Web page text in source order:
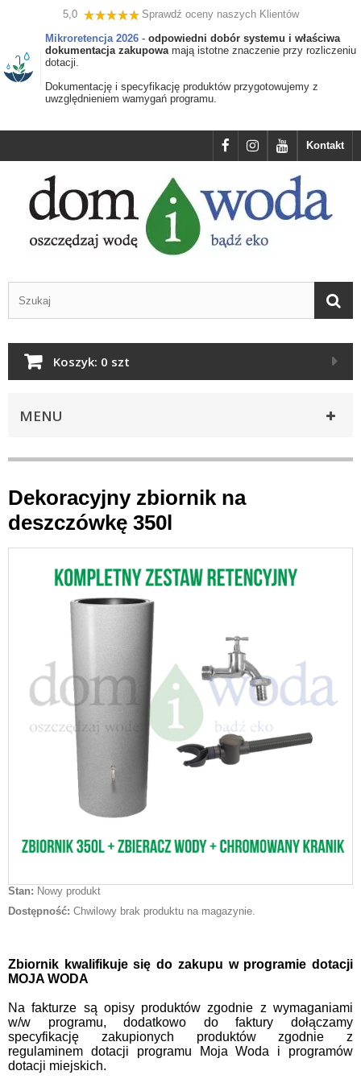
5,0
Sprawdź oceny naszych Klientów
Mikroretencja 2026 - odpowiedni dobór systemu i właściwa
dokumentacja zakupowamają istotne znaczenie przy rozliczeniu
dotacji.
Dokumentację i specyfikację produktów przygotowujemy z
uwzględnieniem wamygań programu.
Kontakt
Koszyk: 0 szt
MENU
Dekoracyjny zbiornik na
deszczówkę 350l
Stan: Nowy produkt
Dostępność: Chwilowy brak produktu na magazynie.
Zbiornik kwalifikuje się do zakupu w programie dotacji
MOJA WODA
Na fakturze są opisy produktów zgodnie z wymaganiami
w/w programu, dodatkowo do faktury dołączamy
specyfikację zakupionych produktów zgodnie z
regulaminem dotacji programu Moja Woda i programów
dotacji miejskich.